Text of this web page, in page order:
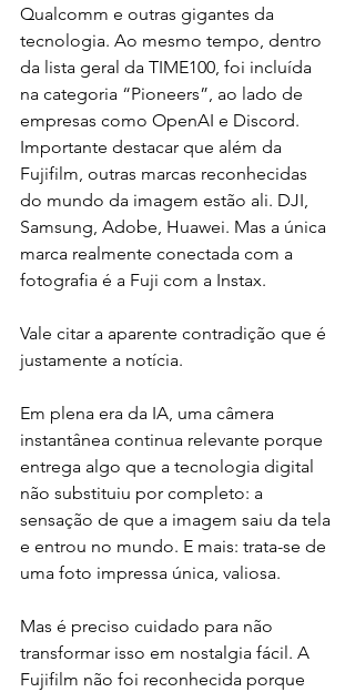
Qualcomm e outras gigantes da
tecnologia. Ao mesmo tempo, dentro
da lista geral da TIME100, foi incluída
na categoria “Pioneers”, ao lado de
empresas como OpenAI e Discord.
Importante destacar que além da
Fujifilm, outras marcas reconhecidas
do mundo da imagem estão ali. DJI,
Samsung, Adobe, Huawei. Mas a única
marca realmente conectada com a
fotografia é a Fuji com a Instax.
Vale citar a aparente contradição que é
justamente a notícia.
Em plena era da IA, uma câmera
instantânea continua relevante porque
entrega algo que a tecnologia digital
não substituiu por completo: a
sensação de que a imagem saiu da tela
e entrou no mundo. E mais: trata-se de
uma foto impressa única, valiosa.
Mas é preciso cuidado para não
transformar isso em nostalgia fácil. A
Fujifilm não foi reconhecida porque